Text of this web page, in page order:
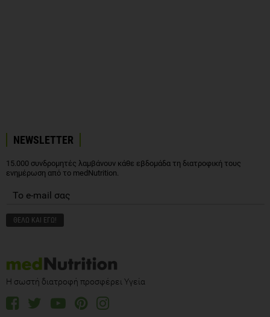
NEWSLETTER
15.000 συνδρομητές λαμβάνουν κάθε εβδομάδα τη διατροφική τους
ενημέρωση από το medNutrition.
Η σωστή διατροφή προσφέρει Υγεία